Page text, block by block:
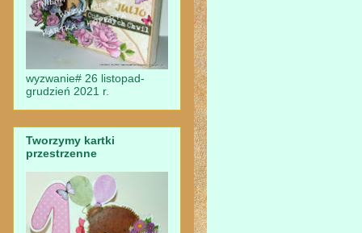
wyzwanie# 26 listopad-
grudzień 2021 r.
Tworzymy kartki
przestrzenne